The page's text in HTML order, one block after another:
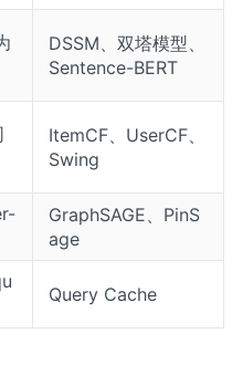
DSSM、双塔模型、
Sentence-BERT
ItemCF、UserCF、
Swing
GraphSAGE、PinS
age
Query Cache